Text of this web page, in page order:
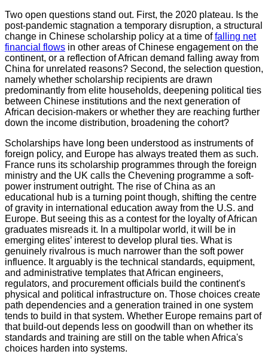
Two open questions stand out. First, the 2020 plateau. Is the
post-pandemic stagnation a temporary disruption, a structural
change in Chinese scholarship policy at a time offalling net
financial flows in other areas of Chinese engagement on the
continent, or a reflection of African demand falling away from
China for unrelated reasons? Second, the selection question,
namely whether scholarship recipients are drawn
predominantly from elite households, deepening political ties
between Chinese institutions and the next generation of
African decision-makers or whether they are reaching further
down the income distribution, broadening the cohort?
Scholarships have long been understood as instruments of
foreign policy, and Europe has always treated them as such.
France runs its scholarship programmes through the foreign
ministry and the UK calls the Chevening programme a soft-
power instrument outright. The rise of China as an
educational hub is a turning point though, shifting the centre
of gravity in international education away from the U.S. and
Europe. But seeing this as a contest for the loyalty of African
graduates misreads it. In a multipolar world, it will be in
emerging elites’ interest to develop plural ties. What is
genuinely rivalrous is much narrower than the soft power
influence. It arguably is the technical standards, equipment,
and administrative templates that African engineers,
regulators, and procurement officials build the continent's
physical and political infrastructure on. Those choices create
path dependencies and a generation trained in one system
tends to build in that system. Whether Europe remains part of
that build-out depends less on goodwill than on whether its
standards and training are still on the table when Africa's
choices harden into systems.